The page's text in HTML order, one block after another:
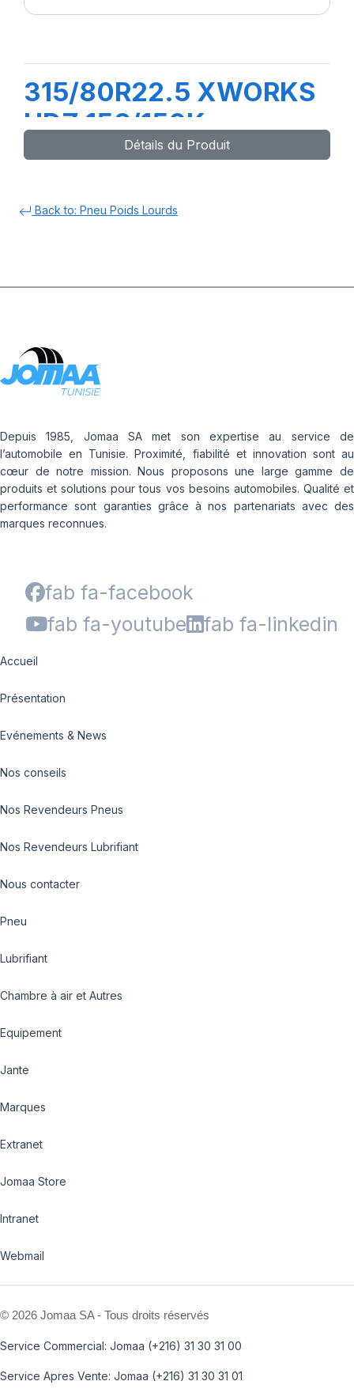
315/80R22.5 XWORKS
HDZ 156/150K
Détails du Produit
Back to: Pneu Poids Lourds
Depuis 1985, Jomaa SA met son expertise au service de
l’automobile en Tunisie. Proximité, fiabilité et innovation sont au
cœur de notre mission. Nous proposons une large gamme de
produits et solutions pour tous vos besoins automobiles. Qualité et
performance sont garanties grâce à nos partenariats avec des
marques reconnues.
fab fa-facebook
fab fa-youtube
fab fa-linkedin
Accueil
Présentation
Evénements & News
Nos conseils
Nos Revendeurs Pneus
Nos Revendeurs Lubrifiant
Nous contacter
Pneu
Lubrifiant
Chambre à air et Autres
Equipement
Jante
Marques
Extranet
Jomaa Store
Intranet
Webmail
© 2026 Jomaa SA - Tous droits réservés
Service Commercial: Jomaa (+216) 31 30 31 00
Service Apres Vente: Jomaa (+216) 31 30 31 01